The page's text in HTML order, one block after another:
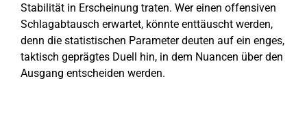
Stabilität in Erscheinung traten. Wer einen offensiven
Schlagabtausch erwartet, könnte enttäuscht werden,
denn die statistischen Parameter deuten auf ein enges,
taktisch geprägtes Duell hin, in dem Nuancen über den
Ausgang entscheiden werden.